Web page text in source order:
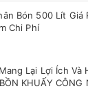
Bón 500 Lít Giá
Chi Phí
Lại Lợi Ích Và
KHUẤY CÔNG